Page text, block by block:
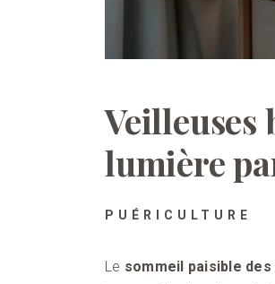
Veilleuses
lumière
PUÉRICULTURE
Le sommeil paisible